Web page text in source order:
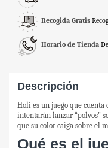
Recogida Gratis
Horario de Tienda
Descripción
Holi es un juego que cuenta
intentarán lanzar “polvos”
que su color caiga sobre el
Qué es el